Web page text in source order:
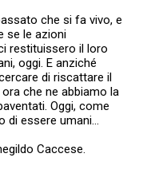
che si fa vivo, e
se le azioni
restituissero il loro
oggi. E anziché
di riscattare il
che ne abbiamo la
Oggi, come
di essere umani...
Caccese.